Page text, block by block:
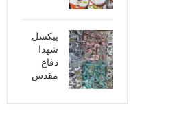
پیکسل
شهدا
دفاع
مقدس